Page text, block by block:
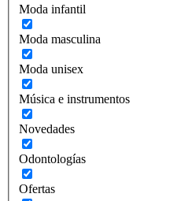
Moda infantil
Moda masculina
Moda unisex
Música e instrumentos
Novedades
Odontologías
Ofertas